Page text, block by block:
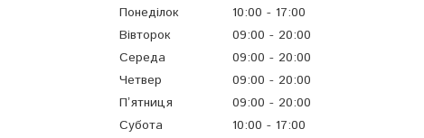
Понеділок 10:00
17:00
Вівторок
09:00
20:00
Середа
09:00
20:00
Четвер
09:00
20:00
Пʼятниця
09:00
20:00
Субота
10:00
17:00